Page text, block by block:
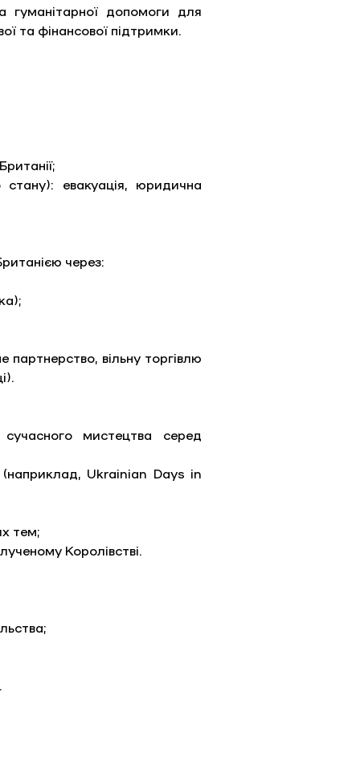
гуманітарної допомоги для
та фінансової підтримки.
евакуація, юридична
через:
вільну торгівлю
сучасного мистецтва серед
(наприклад, Ukrainian Days in
тем;
Королівстві.